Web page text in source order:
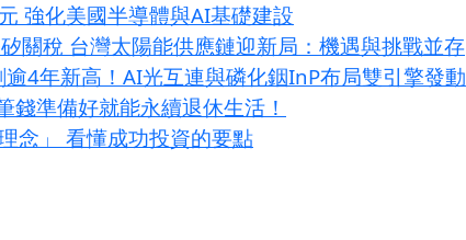
強化美國半導體與AI基礎建設
關稅 台灣太陽能供應鏈迎新局：機遇與挑戰並存
逾4年新高！AI光互連與磷化銦InP布局雙引擎發動
錢準備好就能永續退休生活！
念」 看懂成功投資的要點